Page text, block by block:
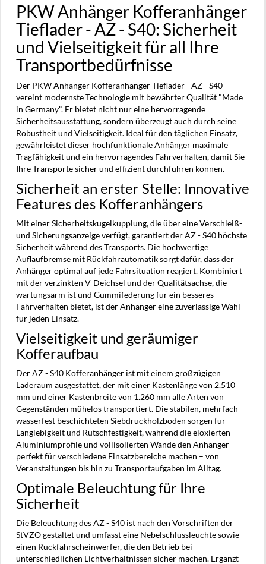
PKW Anhänger Kofferanhänger
Tieflader - AZ - S40: Sicherheit
und Vielseitigkeit für all Ihre
Transportbedürfnisse
Der PKW Anhänger Kofferanhänger Tieflader - AZ - S40
vereint modernste Technologie mit bewährter Qualität "Made
in Germany". Er bietet nicht nur eine hervorragende
Sicherheitsausstattung, sondern überzeugt auch durch seine
Robustheit und Vielseitigkeit. Ideal für den täglichen Einsatz,
gewährleistet dieser hochfunktionale Anhänger maximale
Tragfähigkeit und ein hervorragendes Fahrverhalten, damit Sie
Ihre Transporte sicher und effizient durchführen können.
Sicherheit an erster Stelle: Innovative
Features des Kofferanhängers
Mit einer Sicherheitskugelkupplung, die über eine Verschleiß-
und Sicherungsanzeige verfügt, garantiert der AZ - S40 höchste
Sicherheit während des Transports. Die hochwertige
Auflaufbremse mit Rückfahrautomatik sorgt dafür, dass der
Anhänger optimal auf jede Fahrsituation reagiert. Kombiniert
mit der verzinkten V-Deichsel und der Qualitätsachse, die
wartungsarm ist und Gummifederung für ein besseres
Fahrverhalten bietet, ist der Anhänger eine zuverlässige Wahl
für jeden Einsatz.
Vielseitigkeit und geräumiger
Kofferaufbau
Der AZ - S40 Kofferanhänger ist mit einem großzügigen
Laderaum ausgestattet, der mit einer Kastenlänge von 2.510
mm und einer Kastenbreite von 1.260 mm alle Arten von
Gegenständen mühelos transportiert. Die stabilen, mehrfach
wasserfest beschichteten Siebdruckholzböden sorgen für
Langlebigkeit und Rutschfestigkeit, während die eloxierten
Aluminiumprofile und vollisolierten Wände den Anhänger
perfekt für verschiedene Einsatzbereiche machen – von
Veranstaltungen bis hin zu Transportaufgaben im Alltag.
Optimale Beleuchtung für Ihre
Sicherheit
Die Beleuchtung des AZ - S40 ist nach den Vorschriften der
StVZO gestaltet und umfasst eine Nebelschlussleuchte sowie
einen Rückfahrscheinwerfer, die den Betrieb bei
unterschiedlichen Lichtverhältnissen sicher machen. Ergänzt